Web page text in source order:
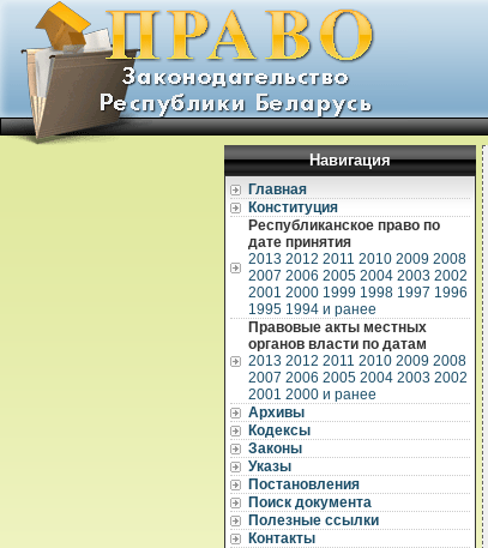
Навигация
Главная
Конституция
Республиканское право по
дате принятия
2013 2012 2011 2010 2009 2008
2007 2006 2005 2004 2003 2002
2001 2000 1999 1998 1997 1996
1995 1994 и ранее
Правовые акты местных
органов власти по датам
2013 2012 2011 2010 2009 2008
2007 2006 2005 2004 2003 2002
2001 2000 и ранее
Архивы
Кодексы
Законы
Указы
Постановления
Поиск документа
Полезные ссылки
Контакты